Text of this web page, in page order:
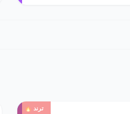
ترند 🔥